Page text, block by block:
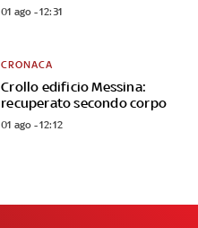
01 ago - 12:31
Crollo edificio Messina:
recuperato secondo corpo
CRONACA
01 ago - 12:12